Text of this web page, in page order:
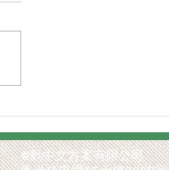
放教師空間，點燃學生
情
©動中文方案有限公司